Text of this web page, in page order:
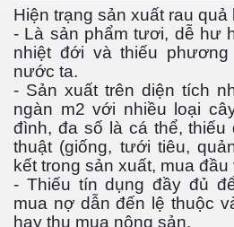
Hiện trạng sản xuất rau quả
- Là sản phẩm tươi, dễ hư
nhiệt đới và thiếu
nước ta.
- Sản xuất trên diện tích
ngàn m2 với nhiều loại
đình, đa số là cá thể,
thuật (giống, tưới tiêu,
kết trong sản xuất, mua
- Thiếu tín dụng đầy đủ
mua nợ dẫn đến lệ thuộc
hay thu mua nông sản.
Hạng